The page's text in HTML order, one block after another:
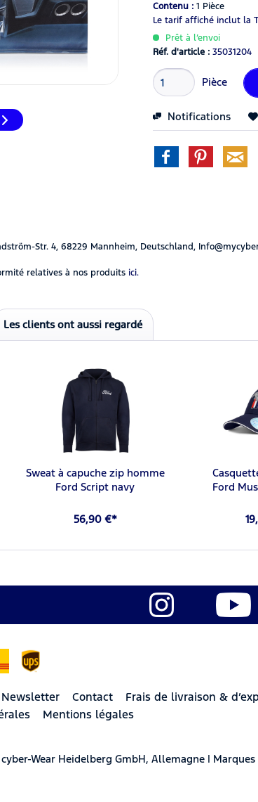
Contenu :1 Pièce
Le tarif affiché inclut la
Prêt à l’envoi
Réf. d'article :35031204
Pièce
Notifications
Str. 4, 68229 Mannheim, Deutschland,
relatives à nos produits ici.
Les clients ont aussi regardé
Sweat à capuche zip homme
Ford Script navy
56,90 €*
Ford
Newsletter Contact Frais de livraison &
Mentions légales
Wear Heidelberg GmbH, Allemagne |